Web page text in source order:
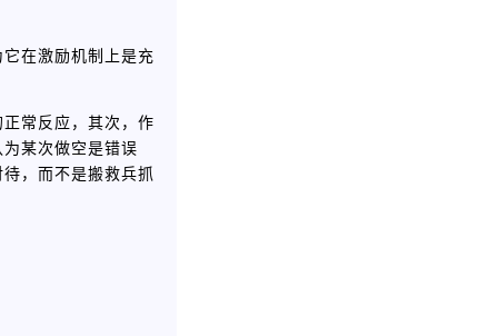
在激励机制上是充
常反应，其次，作
某次做空是错误
，而不是搬救兵抓